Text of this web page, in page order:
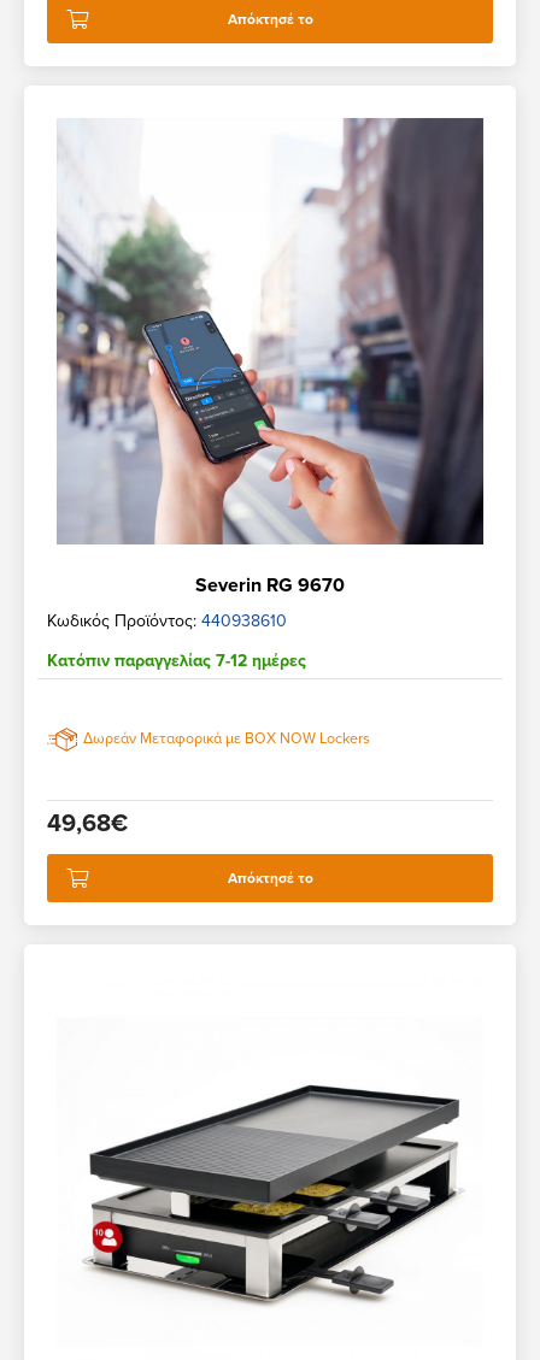
Απόκτησέ το
Severin RG 9670
Κωδικός Προϊόντος: 440938610
Κατόπιν παραγγελίας 7-12 ημέρες
Δωρεάν Μεταφορικά με BOX NOW Lockers
49,68€
Απόκτησέ το